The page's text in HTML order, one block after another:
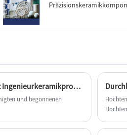
China größte 11. zugelassene und begann im Jahr 2025 mit Ingenieurkeramikprodukten.
und begonnenen